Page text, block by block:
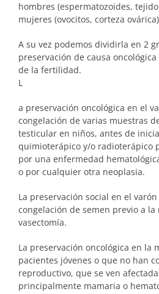
hombres (espermatozoides,
mujeres (ovocitos, corteza
A su vez podemos dividirla en 2
preservación de causa
de la fertilidad.
L
a preservación oncológica en el
congelación de varias muestras
testicular en niños, antes de
quimioterápico y/o radioterápico
por una enfermedad
o por cualquier otra neoplasia.
La preservación social en el
congelación de semen previo a
vasectomía.
La preservación oncológica en la
pacientes jóvenes o que no han
reproductivo, que se ven
principalmente mamaria o